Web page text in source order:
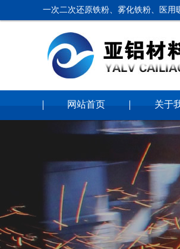
一次二次还原铁粉、雾化铁粉、医
网站首页 关于